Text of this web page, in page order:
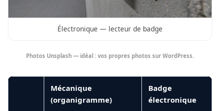
Électronique — lecteur de badge
Photos Unsplash — idéal : vos propres photos sur WordPress.
Mécanique
(organigramme)
Badge
électronique